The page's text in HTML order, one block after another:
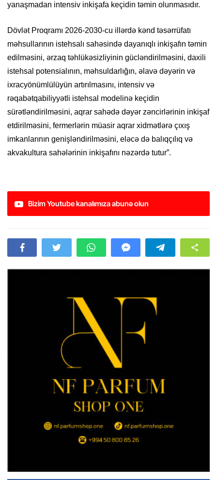
yanaşmadan intensiv inkişafa keçidin təmin olunmasıdır.
Dövlət Proqramı 2026-2030-cu illərdə kənd təsərrüfatı
məhsullarının istehsalı sahəsində dayanıqlı inkişafın təmin
edilməsini, ərzaq təhlükəsizliyinin gücləndirilməsini, daxili
istehsal potensialının, məhsuldarlığın, əlavə dəyərin və
ixracyönümlülüyün artırılmasını, intensiv və
rəqabətqabiliyyətli istehsal modelinə keçidin
sürətləndirilməsini, aqrar sahədə dəyər zəncirlərinin inkişaf
etdirilməsini, fermerlərin müasir aqrar xidmətlərə çıxış
imkanlarının genişləndirilməsini, eləcə də balıqçılıq və
akvakultura sahələrinin inkişafını nəzərdə tutur”.
Bizim Youtube kanalımıza abunə olun